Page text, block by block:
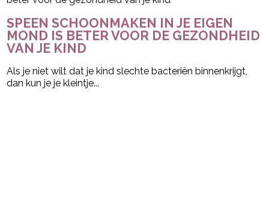
SPEEN SCHOONMAKEN IN JE EIGEN
MOND IS BETER VOOR DE GEZONDHEID
VAN JE KIND
Als je niet wilt dat je kind slechte bacteriën binnenkrijgt,
dan kun je je kleintje...